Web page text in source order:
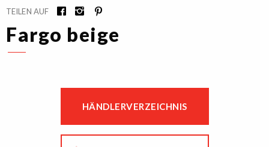
TEILEN AUF
Fargo beige
HÄNDLERVERZEICHNIS